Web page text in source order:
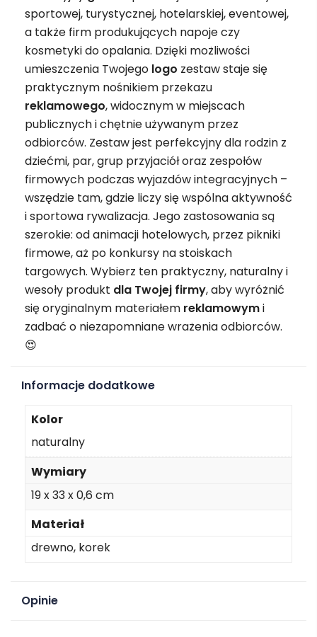
sportowej, turystycznej, hotelarskiej, eventowej,
a także firm produkujących napoje czy
kosmetyki do opalania. Dzięki możliwości
umieszczenia Twojego logo zestaw staje się
praktycznym nośnikiem przekazu
reklamowego, widocznym w miejscach
publicznych i chętnie używanym przez
odbiorców. Zestaw jest perfekcyjny dla rodzin z
dziećmi, par, grup przyjaciół oraz zespołów
firmowych podczas wyjazdów integracyjnych –
wszędzie tam, gdzie liczy się wspólna aktywność
i sportowa rywalizacja. Jego zastosowania są
szerokie: od animacji hotelowych, przez pikniki
firmowe, aż po konkursy na stoiskach
targowych. Wybierz ten praktyczny, naturalny i
wesoły produkt dla Twojej firmy, aby wyróżnić
się oryginalnym materiałem reklamowymi
zadbać o niezapomniane wrażenia odbiorców.
😍
Informacje dodatkowe
Kolor
naturalny
Wymiary
19 x 33 x 0,6 cm
Materiał
drewno, korek
Opinie